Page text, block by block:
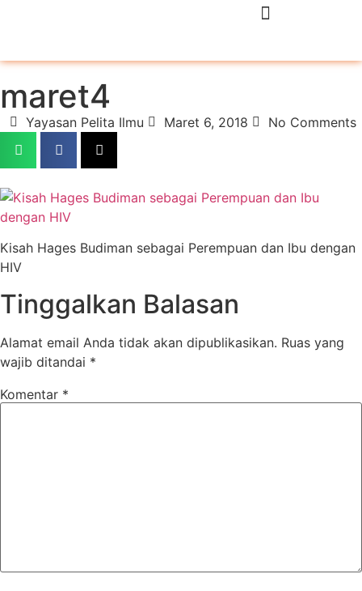
maret4
Yayasan Pelita Ilmu Maret 6, 2018 No Comments
Kisah Hages Budiman sebagai Perempuan dan Ibu dengan
HIV
Tinggalkan Balasan
Alamat email Anda tidak akan dipublikasikan. Ruas yang
wajib ditandai *
Komentar *